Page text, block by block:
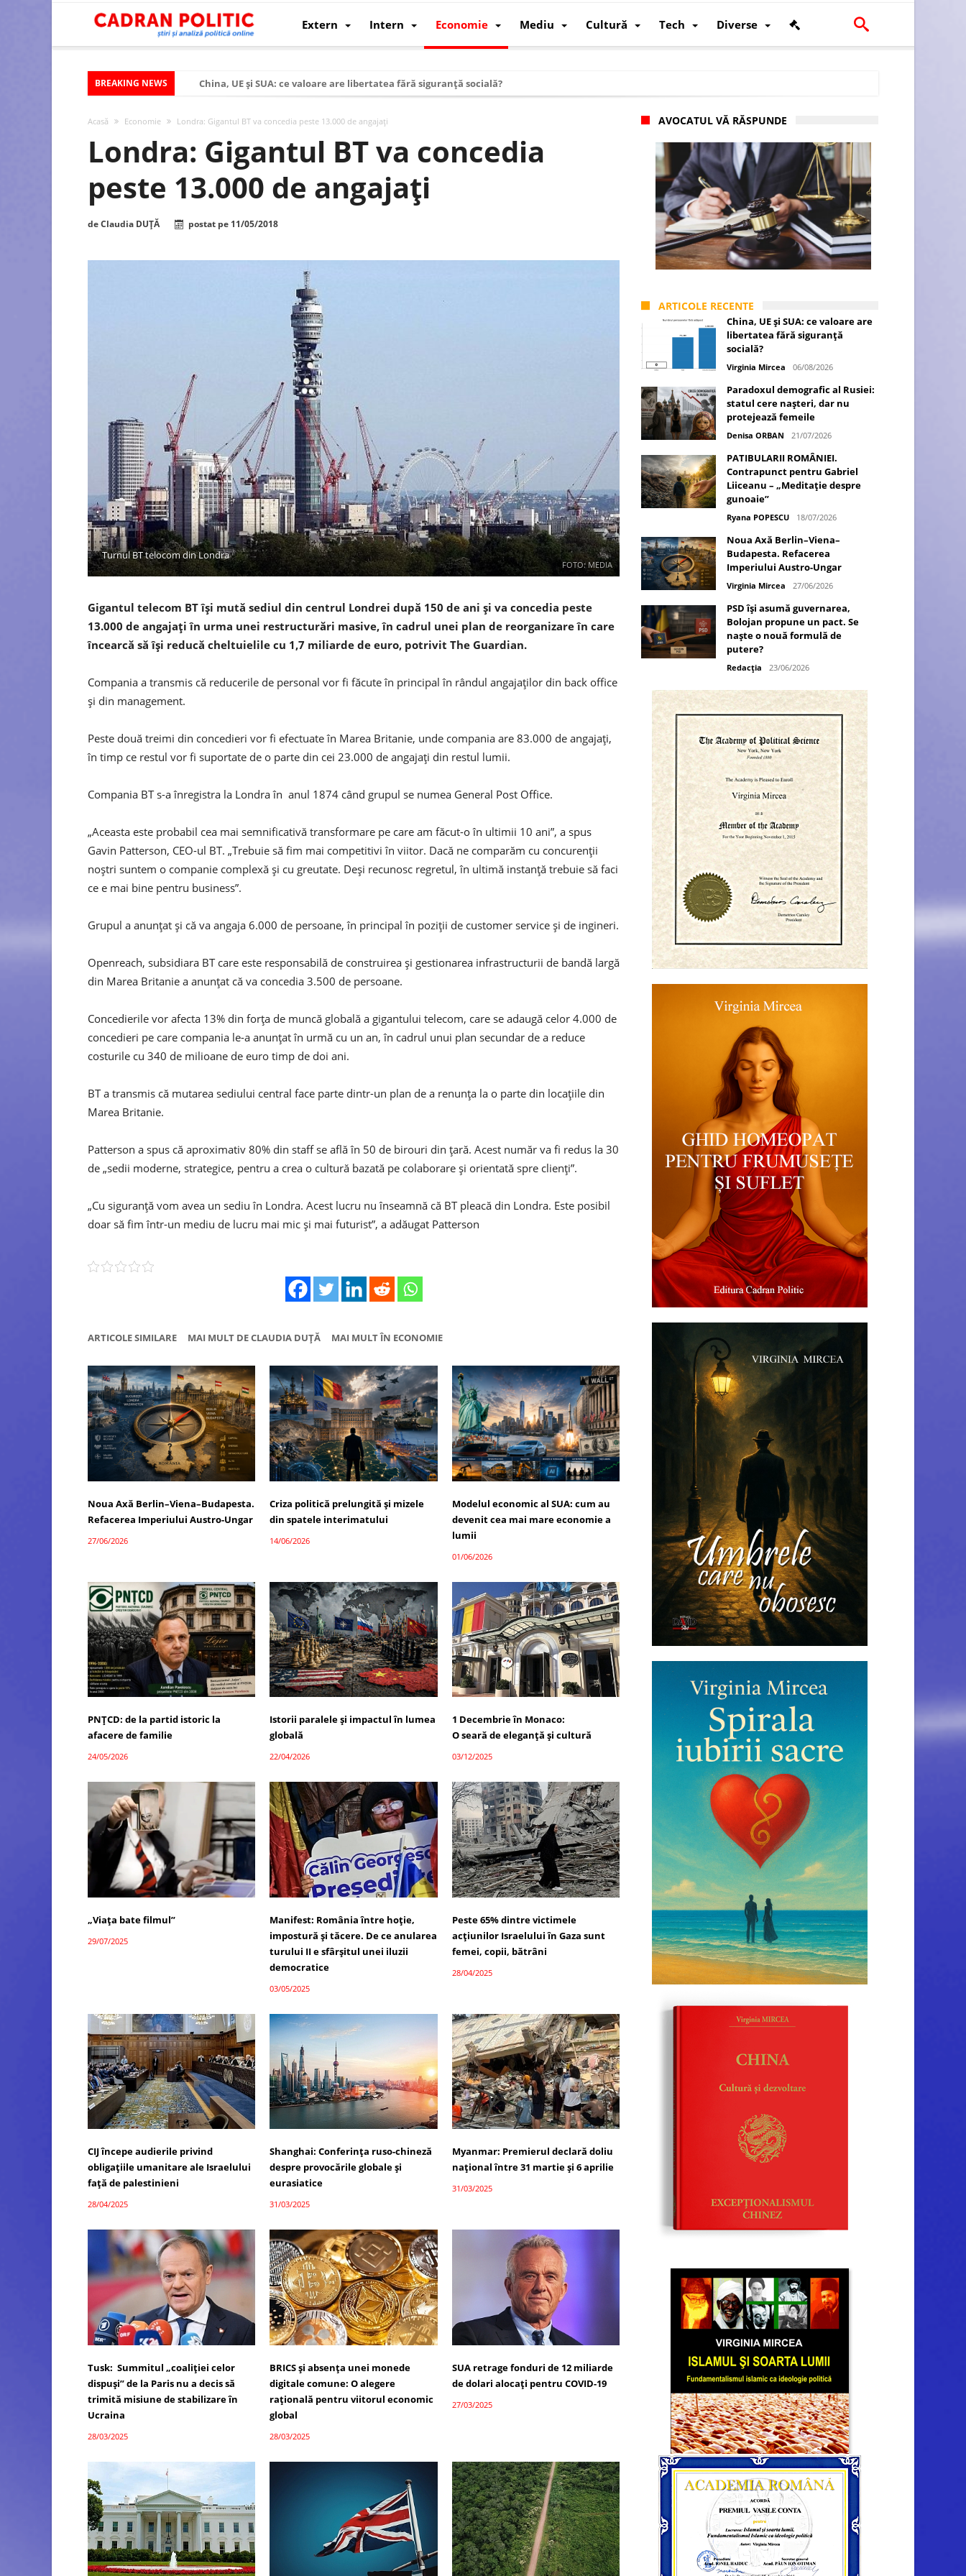
Extern Intern Economie Mediu Cultură Tech Diverse
BREAKING NEWS
China, UE și SUA: ce valoare are libertatea fără siguranță socială?
Modelul economic al Chinei: cum a devenit atelierul lumii și rivalul economic al SUA
Modelul economic al Rusiei: de ce rezistă?
Occidentul obosit și Estul care revine: o realitate pe care România o simte, nu o spune
Viitorul României în Uniunea Europeană. Ce ne așteaptă? – O analiză structurală a demografiei, fiscalității și poziției României în U.E.
Controlul minții prin nanoparticule
Huawei dezvoltă un nou cip AI pentru a înlocui Nvidia
Acasă Economie Londra: Gigantul BT va concedia peste 13.000 de angajaţi
Londra: Gigantul BT va concedia
peste 13.000 de angajaţi
deClaudia DUȚĂ postat pe 11/05/2018
FOTO: MEDIA
Turnul BT telocom din Londra
Gigantul telecom BT îşi mută sediul din centrul Londrei după 150 de ani şi va concedia peste
13.000 de angajaţi în urma unei restructurări masive, în cadrul unei plan de reorganizare în care
încearcă să îşi reducă cheltuielile cu 1,7 miliarde de euro, potrivit The Guardian.
Compania a transmis că reducerile de personal vor fi făcute în principal în rândul angajaţilor din back office
şi din management.
Peste două treimi din concedieri vor fi efectuate în Marea Britanie, unde compania are 83.000 de angajaţi,
în timp ce restul vor fi suportate de o parte din cei 23.000 de angajaţi din restul lumii.
Compania BT s-a înregistra la Londra în anul 1874 când grupul se numea General Post Office.
„Aceasta este probabil cea mai semnificativă transformare pe care am făcut-o în ultimii 10 ani”, a spus
Gavin Patterson, CEO-ul BT. „Trebuie să fim mai competitivi în viitor. Dacă ne comparăm cu concurenţii
noştri suntem o companie complexă şi cu greutate. Deşi recunosc regretul, în ultimă instanţă trebuie să faci
ce e mai bine pentru business”.
Grupul a anunţat şi că va angaja 6.000 de persoane, în principal în poziţii de customer service şi de ingineri.
Openreach, subsidiara BT care este responsabilă de construirea şi gestionarea infrastructurii de bandă largă
din Marea Britanie a anunţat că va concedia 3.500 de persoane.
Concedierile vor afecta 13% din forţa de muncă globală a gigantului telecom, care se adaugă celor 4.000 de
concedieri pe care compania le-a anunţat în urmă cu un an, în cadrul unui plan secundar de a reduce
costurile cu 340 de milioane de euro timp de doi ani.
BT a transmis că mutarea sediului central face parte dintr-un plan de a renunţa la o parte din locaţiile din
Marea Britanie.
Patterson a spus că aproximativ 80% din staff se află în 50 de birouri din ţară. Acest număr va fi redus la 30
de „sedii moderne, strategice, pentru a crea o cultură bazată pe colaborare şi orientată spre clienţi”.
„Cu siguranţă vom avea un sediu în Londra. Acest lucru nu înseamnă că BT pleacă din Londra. Este posibil
doar să fim într-un mediu de lucru mai mic şi mai futurist”, a adăugat Patterson
ARTICOLE SIMILARE MAI MULT DE CLAUDIA DUȚĂ MAI MULT ÎN ECONOMIE
Noua Axă Berlin–Viena–Budapesta.
Refacerea Imperiului Austro-Ungar
27/06/2026
Criza politică prelungită și mizele
din spatele interimatului
14/06/2026
Modelul economic al SUA: cum au
devenit cea mai mare economie a
lumii
01/06/2026
PNȚCD: de la partid istoric la
afacere de familie
24/05/2026
Istorii paralele și impactul în lumea
globală
22/04/2026
1 Decembrie în Monaco:
O seară de eleganță și cultură
03/12/2025
„Viața bate filmul”
29/07/2025
Manifest: România între hoție,
impostură și tăcere. De ce anularea
turului II e sfârșitul unei iluzii
democratice
03/05/2025
Peste 65% dintre victimele
acțiunilor Israelului în Gaza sunt
femei, copii, bătrâni
28/04/2025
CIJ începe audierile privind
obligațiile umanitare ale Israelului
față de palestinieni
28/04/2025
Shanghai: Conferința ruso-chineză
despre provocările globale și
eurasiatice
31/03/2025
Myanmar: Premierul declară doliu
național între 31 martie și 6 aprilie
31/03/2025
Tusk: Summitul „coaliției celor
dispuși” de la Paris nu a decis să
trimită misiune de stabilizare în
Ucraina
28/03/2025
BRICS și absența unei monede
digitale comune: O alegere
rațională pentru viitorul economic
global
28/03/2025
SUA retrage fonduri de 12 miliarde
de dolari alocați pentru COVID-19
27/03/2025
AVOCATUL VĂ RĂSPUNDE
ARTICOLE RECENTE
China, UE și SUA: ce valoare are
libertatea fără siguranță
socială?
Virginia Mircea 06/08/2026
Paradoxul demografic al Rusiei:
statul cere nașteri, dar nu
protejează femeile
Denisa ORBAN 21/07/2026
PATIBULARII ROMÂNIEI.
Contrapunct pentru Gabriel
Liiceanu – „Meditație despre
gunoaie”
Ryana POPESCU 18/07/2026
Noua Axă Berlin–Viena–
Budapesta. Refacerea
Imperiului Austro-Ungar
Virginia Mircea 27/06/2026
PSD își asumă guvernarea,
Bolojan propune un pact. Se
naște o nouă formulă de
putere?
Redacția 23/06/2026